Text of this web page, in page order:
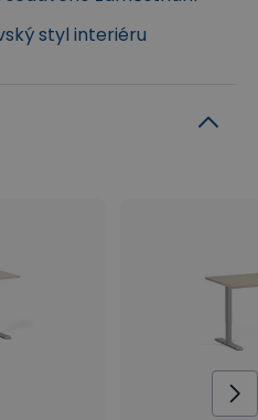
polohovacímu stolu
na stůl PRIMO, který
šířky stolu. Slouží
a navíc částečně tlumí
styl interiéru